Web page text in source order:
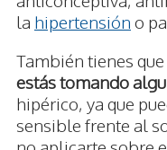
la hipertensión o
También tienes
estás tomando
hipérico, ya que
sensible frente al